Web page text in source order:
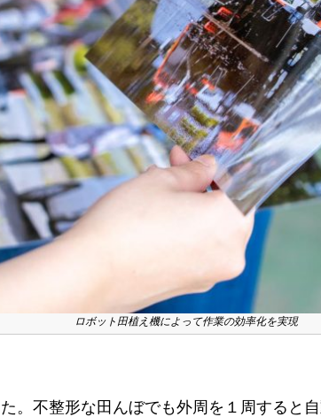
ロボット田植え機によって作業の効率化を実現
。不整形な田んぼでも外周を１周すると